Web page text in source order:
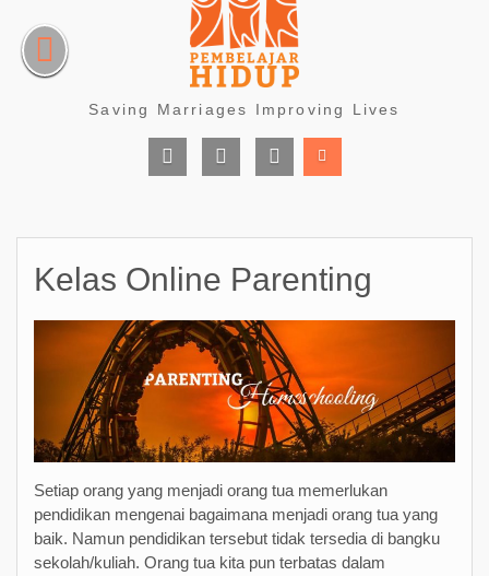
content
Saving Marriages Improving Lives
Kelas Online Parenting
Setiap orang yang menjadi orang tua memerlukan
pendidikan mengenai bagaimana menjadi orang tua yang
baik. Namun pendidikan tersebut tidak tersedia di bangku
sekolah/kuliah. Orang tua kita pun terbatas dalam